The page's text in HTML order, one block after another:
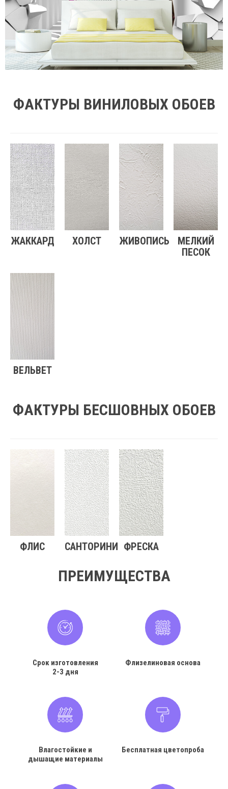
ФАКТУРЫ ВИНИЛОВЫХ ОБОЕВ
ЖАККАРД ХОЛСТ ЖИВОПИСЬ
МЕЛКИЙ
ПЕСОК
ВЕЛЬВЕТ
ФАКТУРЫ БЕСШОВНЫХ ОБОЕВ
ФЛИС САНТОРИНИ ФРЕСКА
ПРЕИМУЩЕСТВА
Срок изготовления
2-3 дня
Флизелиновая основа
Влагостойкие и
дышащие материалы
Бесплатная цветопроба